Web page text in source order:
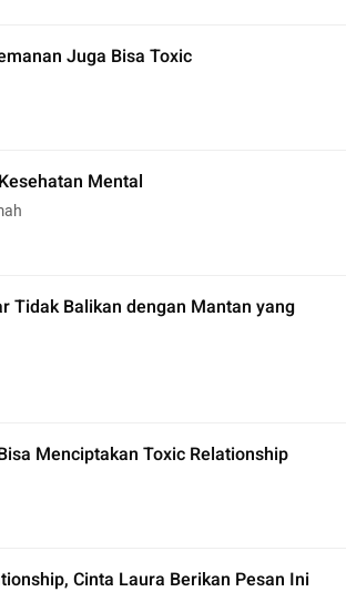
Juga Bisa Toxic
Mental
Tidak Balikan dengan Mantan yang
Menciptakan Toxic Relationship
Cinta Laura Berikan Pesan Ini